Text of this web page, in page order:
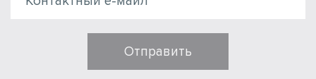
Отправить